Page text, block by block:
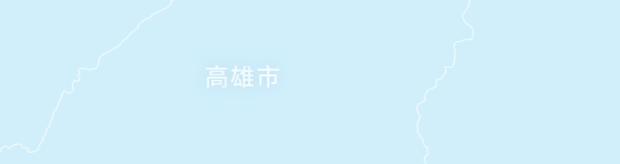
高雄市